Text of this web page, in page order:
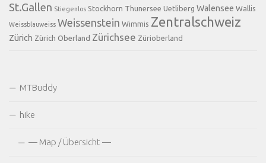
St.Gallen Stiegenlos Stockhorn Thunersee Uetliberg Walensee Wallis
Weissblauweiss Weissenstein Wimmis Zentralschweiz
Zürich Zürich Oberland Zürichsee Zürioberland
MTBuddy
hike
— Map / Übersicht —